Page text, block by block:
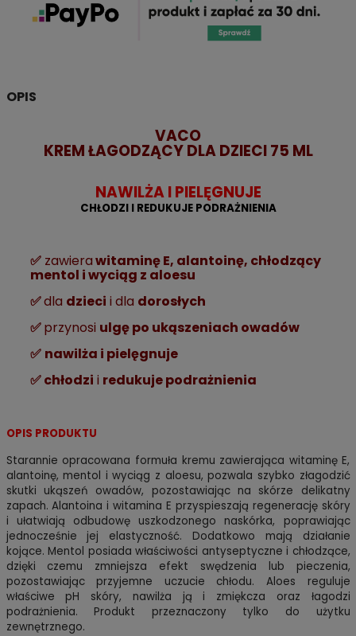
OPIS
VACO
KREM ŁAGODZĄCY DLA DZIECI 75 ML
NAWILŻA I PIELĘGNUJE
CHŁODZI I REDUKUJE PODRAŻNIENIA
✅zawierawitaminę E, alantoinę, chłodzący
mentol i wyciąg z aloesu
✅dla dzieci i dla dorosłych
✅przynosi ulgę po ukąszeniach owadów
✅ nawilża i pielęgnuje
✅ chłodzi i redukuje podrażnienia
OPIS PRODUKTU
Starannie opracowana formuła kremu zawierająca witaminę E,
alantoinę, mentol i wyciąg z aloesu, pozwala szybko złagodzić
skutki ukąszeń owadów, pozostawiając na skórze delikatny
zapach. Alantoina i witamina E przyspieszają regenerację skóry
i ułatwiają odbudowę uszkodzonego naskórka, poprawiając
jednocześnie jej elastyczność. Dodatkowo mają działanie
kojące. Mentol posiada właściwości antyseptyczne i chłodzące,
dzięki czemu zmniejsza efekt swędzenia lub pieczenia,
pozostawiając przyjemne uczucie chłodu. Aloes reguluje
właściwe pH skóry, nawilża ją i zmiękcza oraz łagodzi
podrażnienia. Produkt przeznaczony tylko do użytku
zewnętrznego.